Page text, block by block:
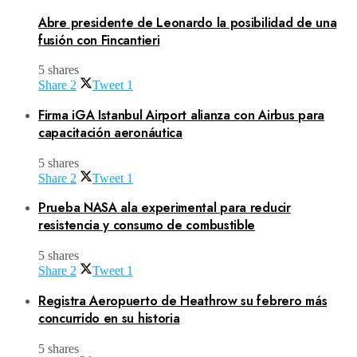
Abre presidente de Leonardo la posibilidad de una
fusión con Fincantieri
5 shares
Share 2 Tweet 1
Firma iGA Istanbul Airport alianza con Airbus para
capacitación aeronáutica
5 shares
Share 2 Tweet 1
Prueba NASA ala experimental para reducir
resistencia y consumo de combustible
5 shares
Share 2 Tweet 1
Registra Aeropuerto de Heathrow su febrero más
concurrido en su historia
5 shares